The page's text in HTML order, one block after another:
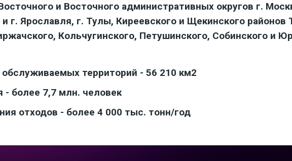
и Восточного административных округов г.
г. Ярославля, г. Тулы, Киреевского и Щекинского районов
Кольчугинского, Петушинского, Собинского и
территорий - 56 210 км2
- более 7,7 млн. человек
отходов - более 4 000 тыс. тонн/год